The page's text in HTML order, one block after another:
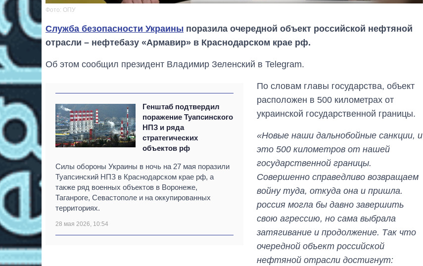
Фото: ОПУ
Служба безопасности Украины поразила очередной объект российской нефтяной
отрасли – нефтебазу «Армавир» в Краснодарском крае рф.
Об этом сообщил президент Владимир Зеленский в Telegram.
Генштаб подтвердил
поражение Туапсинского
НПЗ и ряда
стратегических
объектов рф
Силы обороны Украины в ночь на 27 мая поразили
Туапсинский НПЗ в Краснодарском крае рф, а
также ряд военных объектов в Воронеже,
Таганроге, Севастополе и на оккупированных
территориях.
28 мая 2026, 10:54
По словам главы государства, объект
расположен в 500 километрах от
украинской государственной границы.
«Новые наши дальнобойные санкции, и
это 500 километров от нашей
государственной границы.
Совершенно справедливо возвращаем
войну туда, откуда она и пришла.
россия могла бы давно завершить
свою агрессию, но сама выбрала
затягивание и продолжение. Так что
очередной объект российской
нефтяной отрасли достигнут:
картофеля
выращивали в
Украине до и во
время большой
войны